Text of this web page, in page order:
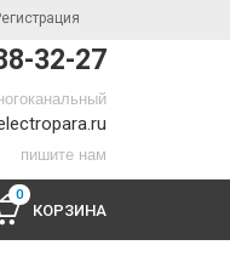
32-27
пишите нам
0
КОРЗИНА